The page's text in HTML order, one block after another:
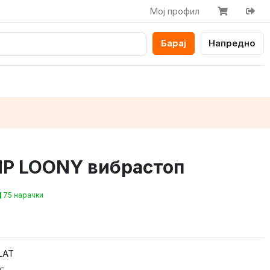
Мој профил
Барај Напредно
LOONY вибрастоп
75 нарачки